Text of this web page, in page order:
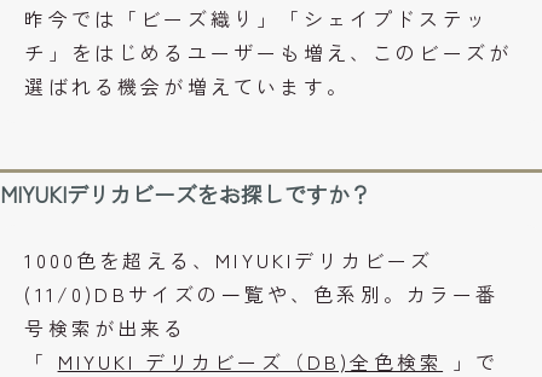
昨今では「ビーズ織り」「シェイプドステッ
チ」をはじめるユーザーも増え、このビーズが
選ばれる機会が増えています。
MIYUKIデリカビーズをお探しですか？
1000色を超える、MIYUKIデリカビーズ
(11/0)DBサイズの一覧や、色系別。カラー番
号検索が出来る
「
MIYUKI デリカビーズ（DB)全色検索
」で